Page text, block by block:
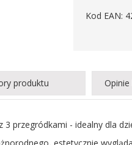
Kod EAN:
produktu Opinie
3 przegródkami - idealny dla